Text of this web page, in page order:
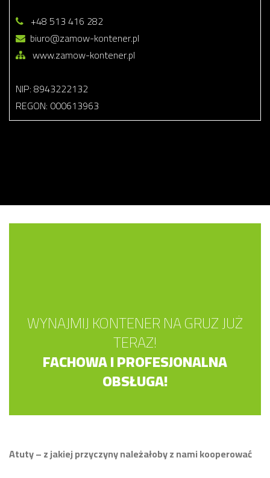
+48 513 416 282
biuro@zamow-kontener.pl
www.zamow-kontener.pl
NIP: 8943222132
REGON: 000613963
WYNAJMIJ KONTENER NA GRUZ JUŻ
TERAZ!
FACHOWA I PROFESJONALNA
OBSŁUGA!
Atuty – z jakiej przyczyny należałoby z nami kooperować